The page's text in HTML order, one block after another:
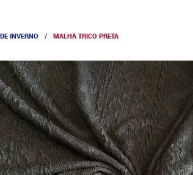
INVERNO MALHA TRICO PRETA